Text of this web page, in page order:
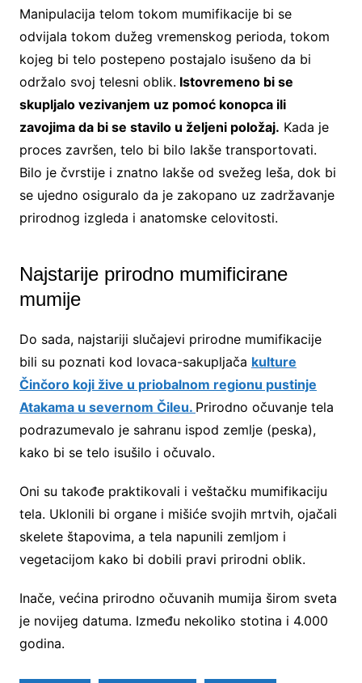
Manipulacija telom tokom mumifikacije bi se
odvijala tokom dužeg vremenskog perioda, tokom
kojeg bi telo postepeno postajalo isušeno da bi
održalo svoj telesni oblik. Istovremeno bi se
skupljalo vezivanjem uz pomoć konopca ili
zavojima da bi se stavilo u željeni položaj. Kada je
proces završen, telo bi bilo lakše transportovati.
Bilo je čvrstije i znatno lakše od svežeg leša, dok bi
se ujedno osiguralo da je zakopano uz zadržavanje
prirodnog izgleda i anatomske celovitosti.
Najstarije prirodno mumificirane
mumije
Do sada, najstariji slučajevi prirodne mumifikacije
bili su poznati kod lovaca-sakupljača kulture
Činčoro koji žive u priobalnom regionu pustinje
Atakama u severnom Čileu. Prirodno očuvanje tela
podrazumevalo je sahranu ispod zemlje (peska),
kako bi se telo isušilo i očuvalo.
Oni su takođe praktikovali i veštačku mumifikaciju
tela. Uklonili bi organe i mišiće svojih mrtvih, ojačali
skelete štapovima, a tela napunili zemljom i
vegetacijom kako bi dobili pravi prirodni oblik.
Inače, većina prirodno očuvanih mumija širom sveta
je novijeg datuma. Između nekoliko stotina i 4.000
godina.